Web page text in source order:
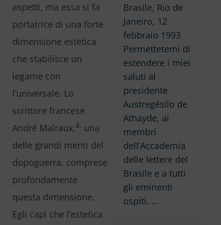
aspetti, ma essa si fa
portatrice di una forte
dimensione estetica
che stabilisce un
legame con
l’universale. Lo
scrittore francese
André Malraux,3. una
delle grandi menti del
dopoguerra, comprese
profondamente
questa dimensione.
Egli capì che l’estetica
Brasile, Rio de
Janeiro, 12
febbraio 1993
Permettetemi di
estendere i miei
saluti al
presidente
Austregésilo de
Athayde, ai
membri
dell’Accademia
delle lettere del
Brasile e a tutti
gli eminenti
ospiti. …